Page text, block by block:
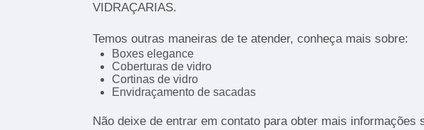
VIDRAÇARIAS.
Temos outras maneiras de te atender, conheça mais sobre:
Boxes elegance
Coberturas de vidro
Cortinas de vidro
Envidraçamento de sacadas
Não deixe de entrar em contato para obter mais informações